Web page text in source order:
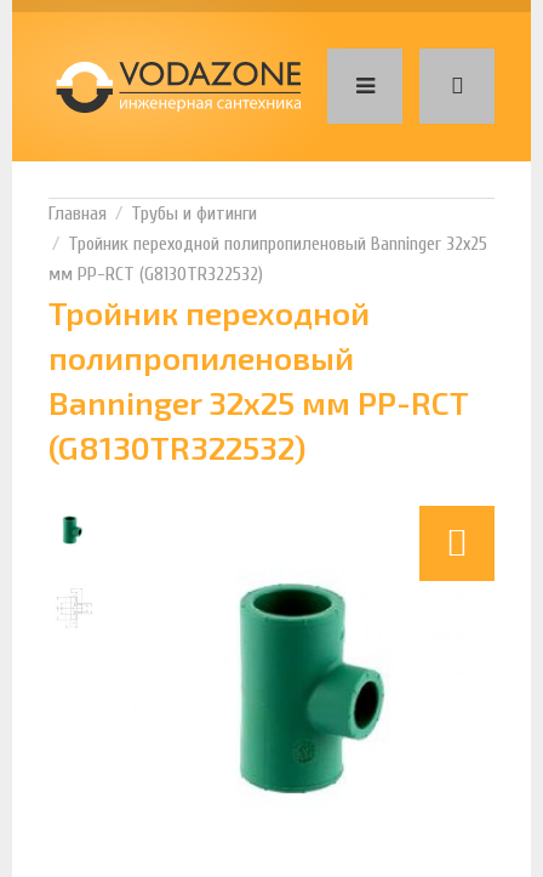
Трубы и фитинги
Тройник переходной полипропиленовый Banninger 32х25
мм PP-RCT (G8130TR322532)
Тройник переходной
полипропиленовый
Banninger 32х25 мм PP-RCT
(G8130TR322532)